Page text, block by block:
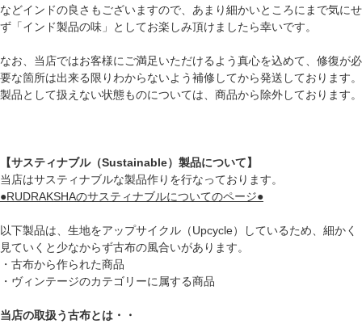
などインドの良さもございますので、あまり細かいところにまで気にせ
ず「インド製品の味」としてお楽しみ頂けましたら幸いです。
なお、当店ではお客様にご満足いただけるよう真心を込めて、修復が必
要な箇所は出来る限りわからないよう補修してから発送しております。
製品として扱えない状態ものについては、商品から除外しております。
【サスティナブル（Sustainable）製品について】
当店はサスティナブルな製品作りを行なっております。
●RUDRAKSHAのサスティナブルについてのページ●
以下製品は、生地をアップサイクル（Upcycle）しているため、細かく
見ていくと少なからず古布の風合いがあります。
・古布から作られた商品
・ヴィンテージのカテゴリーに属する商品
当店の取扱う古布とは・・